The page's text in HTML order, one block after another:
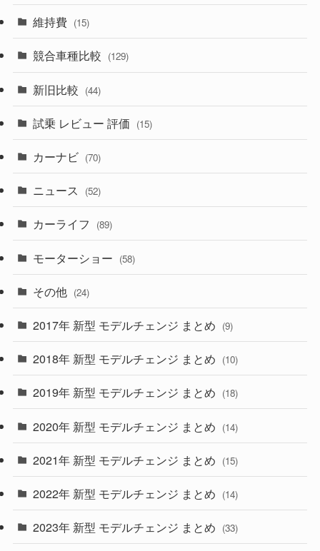
(357)
(328)
(230)
(253)
(85)
(84)
(14)
(222)
(50)
(43)
(6)
(9)
(4)
(30)
(27)
(58)
(28)
(27)
(26)
(33)
(10)
(35)
(10)
(9)
(22)
(3)
(3)
(5)
(1)
(5)
(7)
(5)
維持費 (15)
競合車種比較 (129)
新旧比較 (44)
試乗 レビュー 評価 (15)
カーナビ (70)
ニュース (52)
カーライフ (89)
モーターショー (58)
その他 (24)
2017年 新型 モデルチェンジ まとめ (9)
2018年 新型 モデルチェンジ まとめ (10)
2019年 新型 モデルチェンジ まとめ (18)
2020年 新型 モデルチェンジ まとめ (14)
2021年 新型 モデルチェンジ まとめ (15)
2022年 新型 モデルチェンジ まとめ (14)
2023年 新型 モデルチェンジ まとめ (33)